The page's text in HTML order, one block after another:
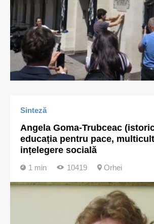
Sinteză
Angela Goma-Trubceac
educația pentru pace,
ințelegere socială
1 min 10419 Orhei